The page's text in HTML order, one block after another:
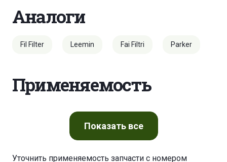
Аналоги
Fil Filter Leemin Fai Filtri Parker
Применяемость
Показатьвсе
Уточнить применяемость запчасти с номером